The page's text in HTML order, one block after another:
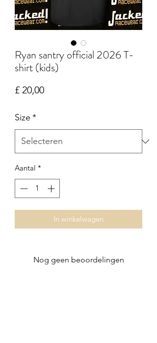
Ryan santry official 2026 T-
shirt (kids)
£ 20,00Prijs
Size *
Aantal *
In winkelwagen
Nog geen beoordelingen